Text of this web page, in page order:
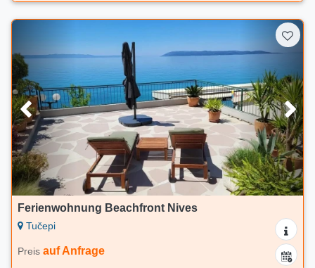
Ferienwohnung Beachfront Nives
Tučepi
Preis auf Anfrage